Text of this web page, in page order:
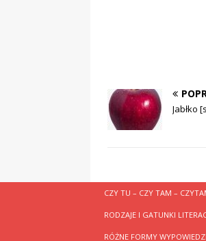
Jabłko
CZY TU – CZY TAM –
RODZAJE I GATUNKI
RÓŻNE FORMY